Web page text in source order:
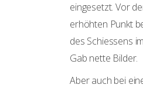
eingesetzt. Vor
erhöhten Punkt
des Schiessens
Gab nette Bilder.
Aber auch bei